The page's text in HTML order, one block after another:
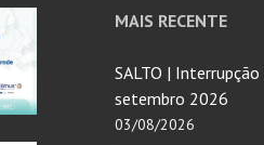
MAIS RECENTE
SALTO |
setembro 2026
03/08/2026